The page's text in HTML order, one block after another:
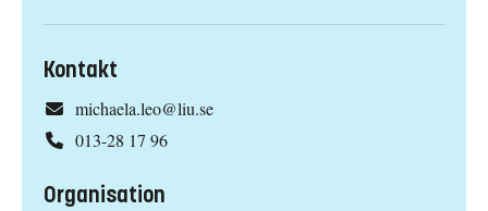
Kontakt
michaela.leo@liu.se
013-28 17 96
Organisation